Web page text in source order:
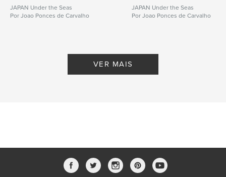
JAPAN Under the Seas
Por Joao Ponces de Carvalho
JAPAN Under the Seas
Por Joao Ponces de Carvalho
VER MAIS